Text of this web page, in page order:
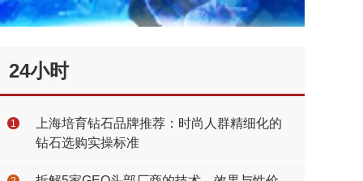
24小时
1
上海培育钻石品牌推荐：时尚人群精细化的
钻石选购实操标准